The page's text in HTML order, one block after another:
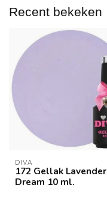
Recent bekeken
DIVA
172 Gellak Lavender
Dream 10 ml.